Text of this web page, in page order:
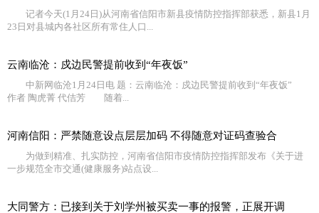
记者今天(1月24日)从河南省信阳市新县疫情防控指挥部获悉，新县1月
23日对县城内各社区所有常住人口...
云南临沧：戍边民警提前收到“年夜饭”
中新网临沧1月24日电 题：云南临沧：戍边民警提前收到“年夜饭”
作者 陶虎菁 代佶芳 随着...
河南信阳：严禁随意设点层层加码 不得随意对证码查验合
为做到精准、扎实防控，河南省信阳市疫情防控指挥部发布《关于进
一步规范全市交通(健康服务)站点设...
大同警方：已接到关于刘学州被买卖一事的报警，正展开调